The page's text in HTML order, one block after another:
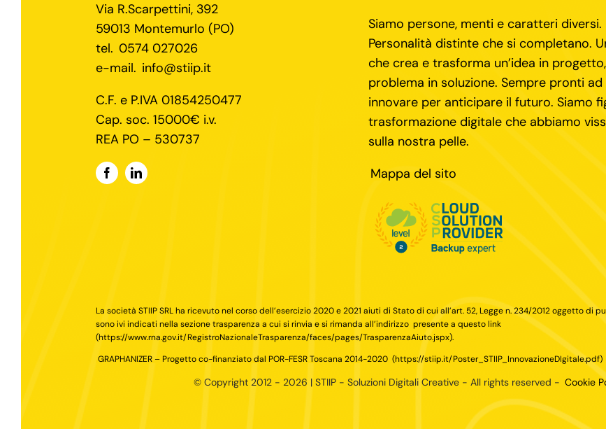
Via R.Scarpettini, 392
59013 Montemurlo (PO)
tel. 0574 027026
e-mail. info@stiip.it
C.F. e P.IVA 01854250477
Cap. soc. 15000€ i.v.
REA PO – 530737
Siamo persone, menti e caratteri diversi.
Personalità distinte che si completano.
che crea e trasforma un’idea in
problema in soluzione. Sempre pronti ad
innovare per anticipare il futuro. Siamo
trasformazione digitale che abbiamo
sulla nostra pelle.
Mappa del sito
La società STIIP SRL ha ricevuto nel corso dell’esercizio 2020 e 2021 aiuti di Stato di cui all’art. 52, Legge n. 234/2012 oggetto
sono ivi indicati nella sezione trasparenza a cui si rinvia e si rimanda all’indirizzo presente a questo link
(https://www.rna.gov.it/RegistroNazionaleTrasparenza/faces/pages/TrasparenzaAiuto.jspx).
GRAPHANIZER – Progetto co-finanziato dal POR-FESR Toscana 2014-2020 (https://stiip.it/Poster_STIIP_InnovazioneDIgitale.pdf)
© Copyright 2012 - 2026 | STIIP - Soluzioni Digitali Creative - All rights reserved - Cookie